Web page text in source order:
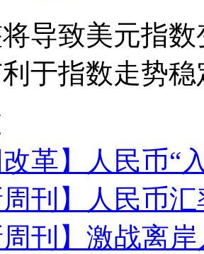
导致美元指
于指数走势稳
改革】人民币“
周刊】人民币
周刊】激战离